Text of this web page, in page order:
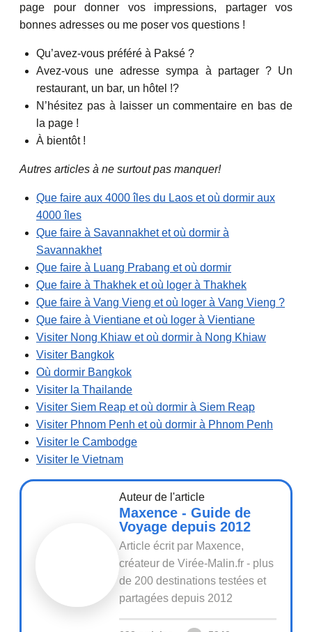
page pour donner vos impressions, partager vos
bonnes adresses ou me poser vos questions !
Qu’avez-vous préféré à Paksé ?
Avez-vous une adresse sympa à partager ? Un
restaurant, un bar, un hôtel !?
N’hésitez pas à laisser un commentaire en bas de
la page !
À bientôt !
Autres articles à ne surtout pas manquer!
Que faire aux 4000 îles du Laos et où dormir aux
4000 îles
Que faire à Savannakhet et où dormir à
Savannakhet
Que faire à Luang Prabang et où dormir
Que faire à Thakhek et où loger à Thakhek
Que faire à Vang Vieng et où loger à Vang Vieng ?
Que faire à Vientiane et où loger à Vientiane
Visiter Nong Khiaw et où dormir à Nong Khiaw
Visiter Bangkok
Où dormir Bangkok
Visiter la Thailande
Visiter Siem Reap et où dormir à Siem Reap
Visiter Phnom Penh et où dormir à Phnom Penh
Visiter le Cambodge
Visiter le Vietnam
Auteur de l'article
Maxence - Guide de
Voyage depuis 2012
Article écrit par Maxence,
créateur de Virée-Malin.fr - plus
de 200 destinations testées et
partagées depuis 2012